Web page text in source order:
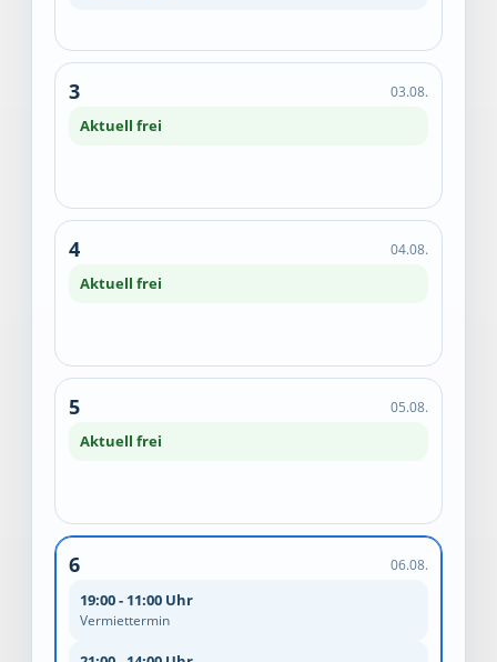
3 03.08.
Aktuell frei
4 04.08.
Aktuell frei
5 05.08.
Aktuell frei
6 06.08.
19:00 - 11:00 Uhr
Vermiettermin